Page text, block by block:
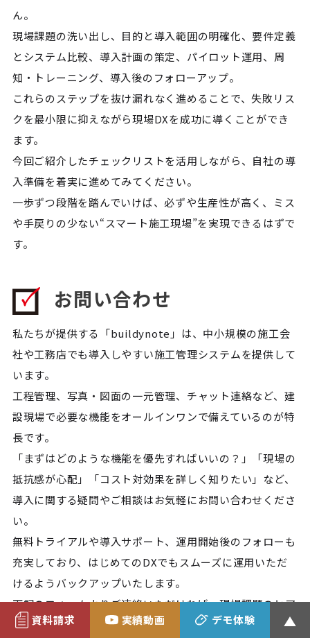
資料請求 実績動画 デモ体験
ん。
現場課題の洗い出し、目的と導入範囲の明確化、要件定義
とシステム比較、導入計画の策定、パイロット運用、周
知・トレーニング、導入後のフォローアップ。
これらのステップを抜け漏れなく進めることで、失敗リス
クを最小限に抑えながら現場DXを成功に導くことができ
ます。
今回ご紹介したチェックリストを活用しながら、自社の導
入準備を着実に進めてみてください。
一歩ずつ段階を踏んでいけば、必ずや生産性が高く、ミス
や手戻りの少ない“スマート施工現場”を実現できるはずで
す。
お問い合わせ
私たちが提供する「buildynote」は、中小規模の施工会
社や工務店でも導入しやすい施工管理システムを提供して
います。
工程管理、写真・図面の一元管理、チャット連絡など、建
設現場で必要な機能をオールインワンで備えているのが特
長です。
「まずはどのような機能を優先すればいいの？」「現場の
抵抗感が心配」「コスト対効果を詳しく知りたい」など、
導入に関する疑問やご相談はお気軽にお問い合わせくださ
い。
無料トライアルや導入サポート、運用開始後のフォローも
充実しており、はじめてのDXでもスムーズに運用いただ
けるようバックアップいたします。
下記のフォームよりご連絡いただければ、現場課題のヒア
リングから導入計画の策定まで、一緒にプロセスを進めさ